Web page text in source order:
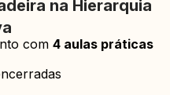
na Hierarquia
com 4 aulas práticas